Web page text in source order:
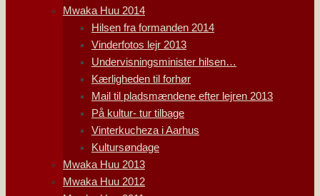
Mwaka Huu 2014
Hilsen fra formanden 2014
Vinderfotos lejr 2013
Undervisningsminister hilsen…
Kærligheden til forhør
Mail til pladsmændene efter lejren 2013
På kultur- tur tilbage
Vinterkucheza i Aarhus
Kultursøndage
Mwaka Huu 2013
Mwaka Huu 2012